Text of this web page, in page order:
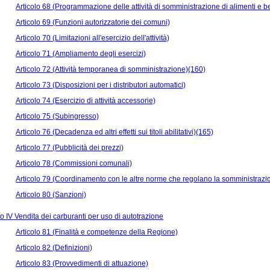
Articolo 68 (Programmazione delle attività di somministrazione di alimenti e
Articolo 69 (Funzioni autorizzatorie dei comuni)
Articolo 70 (Limitazioni all'esercizio dell'attività)
Articolo 71 (Ampliamento degli esercizi)
Articolo 72 (Attività temporanea di somministrazione)(160)
Articolo 73 (Disposizioni per i distributori automatici)
Articolo 74 (Esercizio di attività accessorie)
Articolo 75 (Subingresso)
Articolo 76 (Decadenza ed altri effetti sui titoli abilitativi)(165)
Articolo 77 (Pubblicità dei prezzi)
Articolo 78 (Commissioni comunali)
Articolo 79 (Coordinamento con le altre norme che regolano la
Articolo 80 (Sanzioni)
IV Vendita dei carburanti per uso di autotrazione
Articolo 81 (Finalità e competenze della Regione)
Articolo 82 (Definizioni)
Articolo 83 (Provvedimenti di attuazione)